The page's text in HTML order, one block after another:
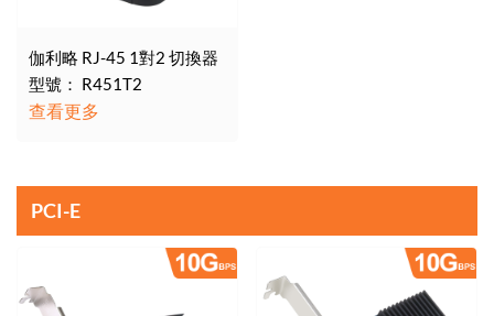
伽利略 RJ-45 1對2 切換器
型號： R451T2
查看更多
PCI-E